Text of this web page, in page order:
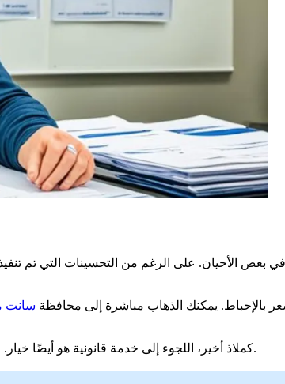
في بعض الأحيان. على الرغم من التحسينات التي تم
بالإحباط. يمكنك الذهاب مباشرة إلى محافظة سانت
كملاذ أخير، اللجوء إلى خدمة قانونية هو أيضًا خيار. حتى لو كانت هذه المساعدة مدفوعة، فقد تكون ضرورية في بعض الحالات. خاصة إذا لم تنجح الطرق الأخرى.